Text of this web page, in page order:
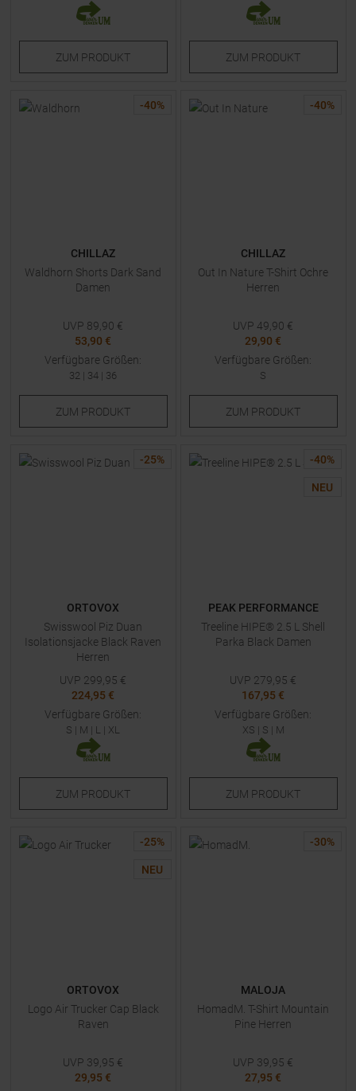
ZUM PRODUKT ZUM PRODUKT
-40%
CHILLAZ
Waldhorn Shorts Dark Sand
Damen
UVP 89,90 €
53,90 €
Verfügbare Größen:
32 | 34 | 36
ZUM PRODUKT
-40%
CHILLAZ
Out In Nature T-Shirt Ochre
Herren
UVP 49,90 €
29,90 €
Verfügbare Größen:
S
ZUM PRODUKT
-25%
ORTOVOX
Swisswool Piz Duan
Isolationsjacke Black Raven
Herren
UVP 299,95 €
224,95 €
Verfügbare Größen:
S | M | L | XL
ZUM PRODUKT
-40%
NEU
PEAK PERFORMANCE
Treeline HIPE® 2.5 L Shell
Parka Black Damen
UVP 279,95 €
167,95 €
Verfügbare Größen:
XS | S | M
ZUM PRODUKT
-25%
NEU
ORTOVOX
Logo Air Trucker Cap Black
Raven
UVP 39,95 €
29,95 €
-30%
MALOJA
HomadM. T-Shirt Mountain
Pine Herren
UVP 39,95 €
27,95 €